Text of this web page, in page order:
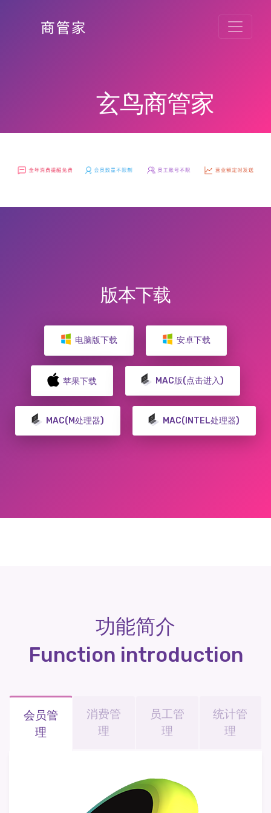
玄鸟商管家
版本下载
电脑版下载 安卓下载
苹果下载 MAC版(点击进入)
MAC(M处理器) MAC(INTEL处理器)
功能简介
Function introduction
会员管
理
消费管
理
员工管
理
统计管
理